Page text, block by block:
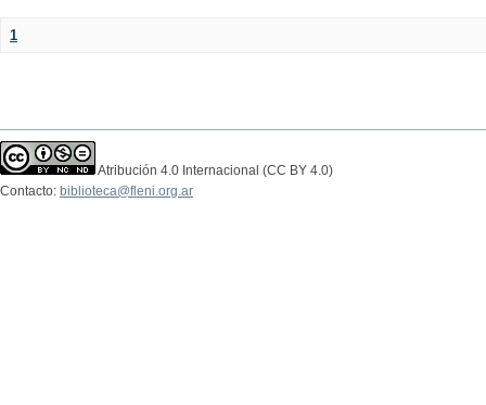
1
Atribución 4.0 Internacional (CC BY 4.0)
Contacto: biblioteca@fleni.org.ar